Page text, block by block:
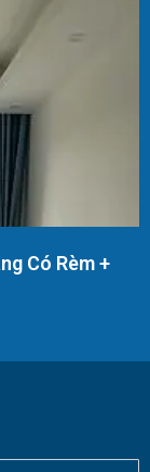
Có Rèm +